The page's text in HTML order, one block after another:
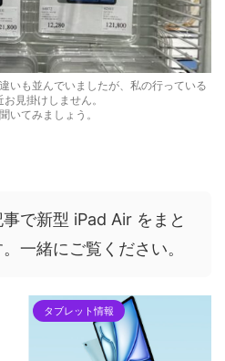
いも並んでいましたが、私の行っている
見掛けしません。
いてみましょう。
で新型 iPad Air をまと
一緒にご覧ください。
タブレット情報